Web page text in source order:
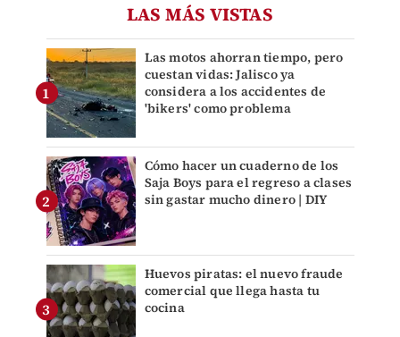
LAS MÁS VISTAS
Las motos ahorran tiempo, pero
cuestan vidas: Jalisco ya
considera a los accidentes de
'bikers' como problema
Cómo hacer un cuaderno de los
Saja Boys para el regreso a clases
sin gastar mucho dinero | DIY
Huevos piratas: el nuevo fraude
comercial que llega hasta tu
cocina